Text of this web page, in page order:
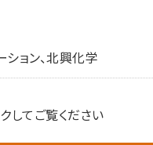
ション、北興化学
してご覧ください